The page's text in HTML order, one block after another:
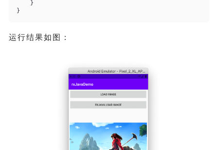
}
}
运行结果如图：